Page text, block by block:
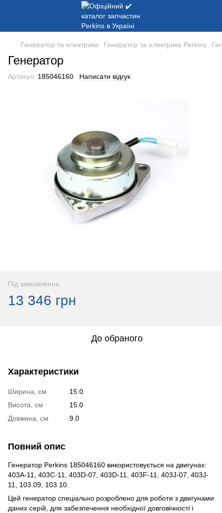
Генератор та електрика Генератор та електрика Perkins
Генератор
Артикул: 185046160 Написати відгук
Під замовлення
13 346 грн
До обраного
Характеристики
Ширина, см
15.0
Висота, см
15.0
Довжина, см
9.0
Повний опис
Генератор Perkins 185046160 використовується на двигунах:
403A-11, 403C-11, 403D-07, 403D-11, 403F-11, 403J-07, 403J-
11, 103.09, 103.10.
Цей генератор спеціально розроблено для роботи з двигунами
даних серій, для забезпечення необхідної довговічності і